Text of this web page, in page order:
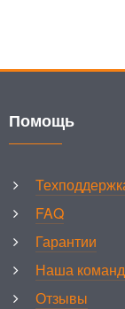
Помощь
FAQ
Гарантии
Наша
Отзывы